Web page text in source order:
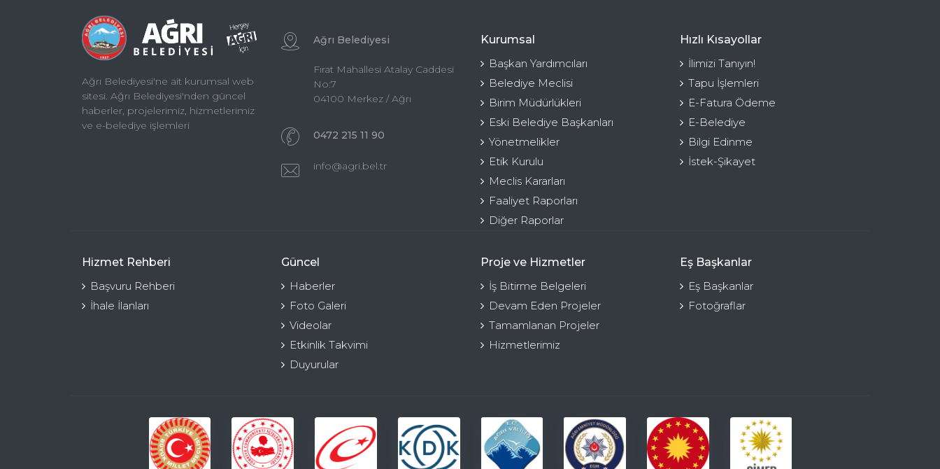
Ağrı Belediyesi'ne ait kurumsal web
sitesi. Ağrı Belediyesi'nden güncel
haberler, projelerimiz, hizmetlerimiz
ve e-belediye işlemleri
Ağrı Belediyesi
Fırat Mahallesi Atalay Caddesi
No:7
04100 Merkez / Ağrı
0472 215 11 90
info@agri.bel.tr
Kurumsal
Başkan Yardımcıları
Belediye Meclisi
Birim Müdürlükleri
Eski Belediye Başkanları
Yönetmelikler
Etik Kurulu
Meclis Kararları
Faaliyet Raporları
Diğer Raporlar
Hızlı Kısayollar
İlimizi Tanıyın!
Tapu İşlemleri
E-Fatura Ödeme
E-Belediye
Bilgi Edinme
İstek-Şikayet
Hizmet Rehberi
Başvuru Rehberi
İhale İlanları
Güncel
Haberler
Foto Galeri
Videolar
Etkinlik Takvimi
Duyurular
Proje ve Hizmetler
İş Bitirme Belgeleri
Devam Eden Projeler
Tamamlanan Projeler
Hizmetlerimiz
Eş Başkanlar
Eş Başkanlar
Fotoğraflar